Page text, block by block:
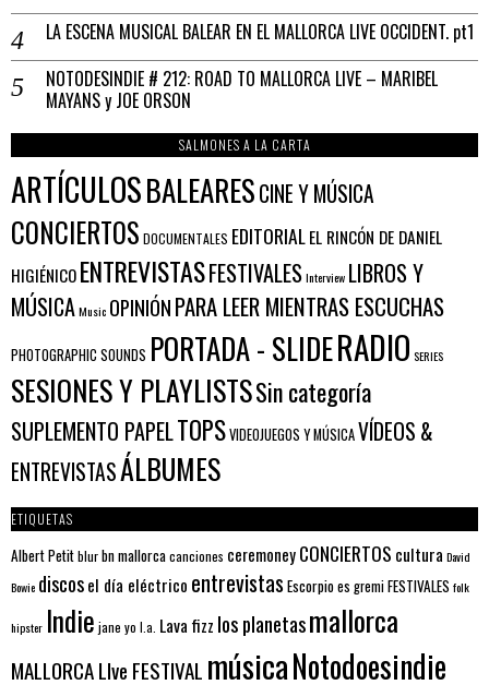
LA ESCENA MUSICAL BALEAR EN EL MALLORCA LIVE OCCIDENT. pt1
NOTODESINDIE # 212: ROAD TO MALLORCA LIVE – MARIBEL
MAYANS y JOE ORSON
SALMONES A LA CARTA
ARTÍCULOSBALEARESCINE Y MÚSICA
CONCIERTOS DOCUMENTALES EDITORIALEL RINCÓN DE DANIEL
HIGIÉNICOENTREVISTASFESTIVALESInterview LIBROS Y
MÚSICAMusic OPINIÓNPARA LEER MIENTRAS ESCUCHAS
PHOTOGRAPHIC SOUNDS PORTADA - SLIDERADIO SERIES
SESIONES Y PLAYLISTSSin categoría
SUPLEMENTO PAPELTOPSVIDEOJUEGOS Y MÚSICAVÍDEOS &
ENTREVISTASÁLBUMES
ETIQUETAS
Albert Petitblurbn mallorcacanciones ceremoneyCONCIERTOS cultura David
Bowie discosel día eléctrico entrevistas Escorpioes gremiFESTIVALES folk
hipster Indie jane yo l.a. Lava fizz los planetasmallorca
MALLORCA LIve FESTIVAL músicaNotodoesindie